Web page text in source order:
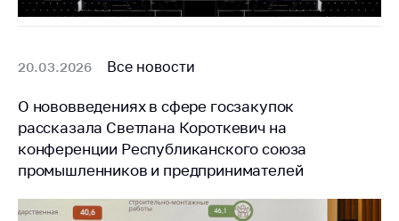
Электронные
Сообщить о росте
Сообщить о росте
цен на лекарства и
медицинские
изделия
Контакты
20.03.2026 Все новости
О нововведениях в сфере госзакупок
рассказала Светлана Короткевич на
конференции Республиканского союза
промышленников и предпринимателей